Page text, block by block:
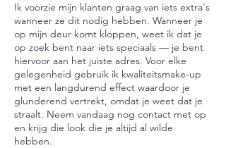
Ik voorzie mijn klanten graag van iets extra's
wanneer ze dit nodig hebben. Wanneer je
op mijn deur komt kloppen, weet ik dat je
op zoek bent naar iets speciaals — je bent
hiervoor aan het juiste adres. Voor elke
gelegenheid gebruik ik kwaliteitsmake-up
met een langdurend effect waardoor je
glunderend vertrekt, omdat je weet dat je
straalt. Neem vandaag nog contact met op
en krijg die look die je altijd al wilde
hebben.